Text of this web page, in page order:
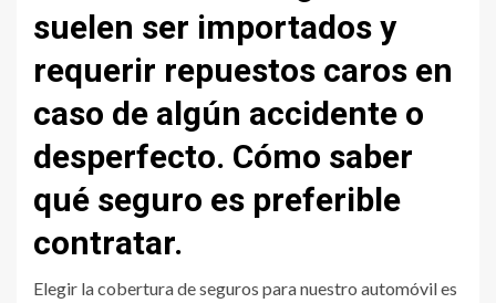
suelen ser importados y
requerir repuestos caros en
caso de algún accidente o
desperfecto. Cómo saber
qué seguro es preferible
contratar.
Elegir la cobertura de seguros para nuestro automóvil es